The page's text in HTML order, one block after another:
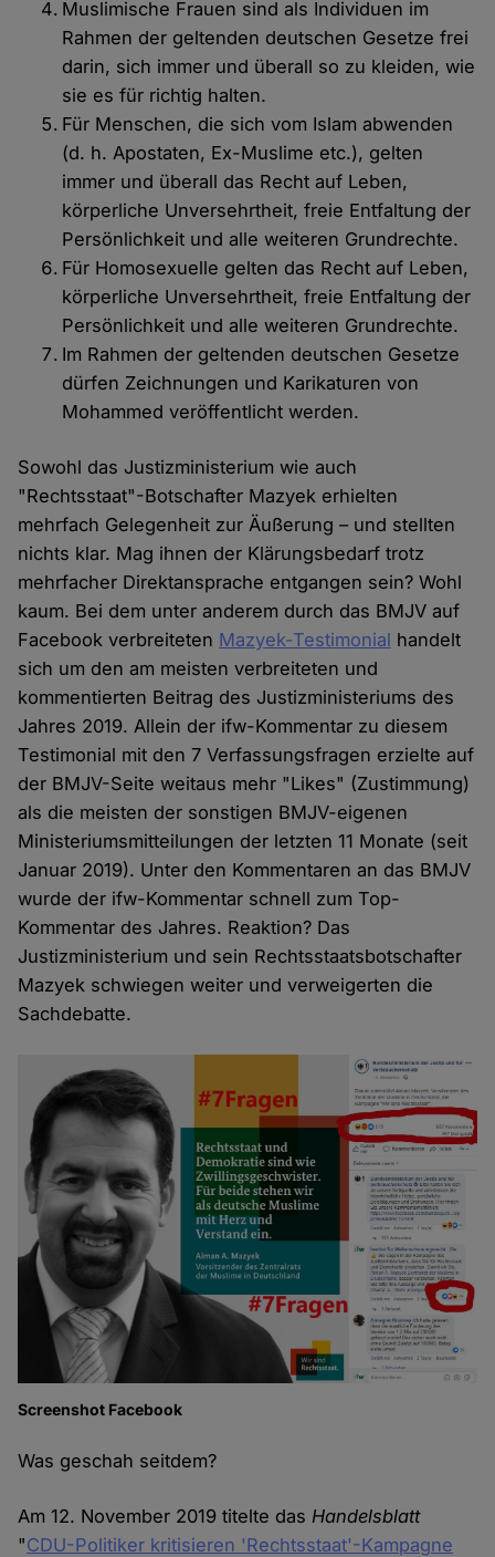
Muslimische Frauen sind als Individuen im
Rahmen der geltenden deutschen Gesetze frei
darin, sich immer und überall so zu kleiden, wie
sie es für richtig halten.
Für Menschen, die sich vom Islam abwenden
(d. h. Apostaten, Ex-Muslime etc.), gelten
immer und überall das Recht auf Leben,
körperliche Unversehrtheit, freie Entfaltung der
Persönlichkeit und alle weiteren Grundrechte.
Für Homosexuelle gelten das Recht auf Leben,
körperliche Unversehrtheit, freie Entfaltung der
Persönlichkeit und alle weiteren Grundrechte.
Im Rahmen der geltenden deutschen Gesetze
dürfen Zeichnungen und Karikaturen von
Mohammed veröffentlicht werden.
Sowohl das Justizministerium wie auch
"Rechtsstaat"-Botschafter Mazyek erhielten
mehrfach Gelegenheit zur Äußerung – und stellten
nichts klar. Mag ihnen der Klärungsbedarf trotz
mehrfacher Direktansprache entgangen sein? Wohl
kaum. Bei dem unter anderem durch das BMJV auf
Facebook verbreiteten Mazyek-Testimonial handelt
sich um den am meisten verbreiteten und
kommentierten Beitrag des Justizministeriums des
Jahres 2019. Allein der ifw-Kommentar zu diesem
Testimonial mit den 7 Verfassungsfragen erzielte auf
der BMJV-Seite weitaus mehr "Likes" (Zustimmung)
als die meisten der sonstigen BMJV-eigenen
Ministeriumsmitteilungen der letzten 11 Monate (seit
Januar 2019). Unter den Kommentaren an das BMJV
wurde der ifw-Kommentar schnell zum Top-
Kommentar des Jahres. Reaktion? Das
Justizministerium und sein Rechtsstaatsbotschafter
Mazyek schwiegen weiter und verweigerten die
Sachdebatte.
Screenshot Facebook
Was geschah seitdem?
Am 12. November 2019 titelte das Handelsblatt
"CDU-Politiker kritisieren 'Rechtsstaat'-Kampagne